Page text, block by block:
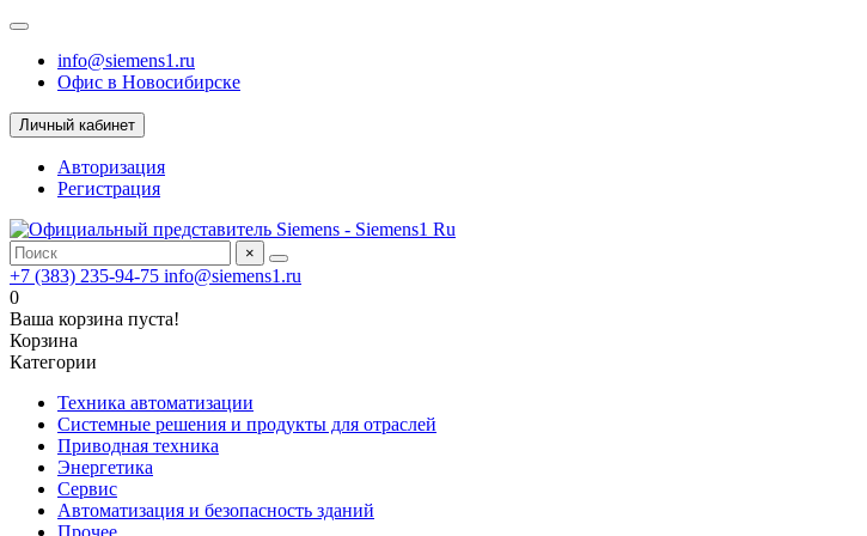
info@siemens1.ru
Офис в Новосибирске
Личный кабинет
Авторизация
Регистрация
×
+7 (383) 235-94-75 info@siemens1.ru
0
Ваша корзина пуста!
Корзина
Категории
Техника автоматизации
Системные решения и продукты для отраслей
Приводная техника
Энергетика
Сервис
Автоматизация и безопасность зданий
Прочее